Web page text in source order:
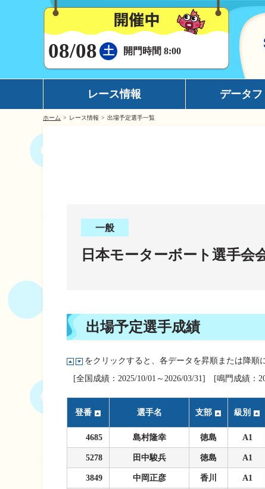
08/08 土 開門時間 8:00
レース情報
シリーズインデックス
出走表・前日予想PDF
データ
過去の優勝戦レ
徳島支部選手一覧
新人選手紹介
ホーム レース情報 出場予定選手一覧
一般
日本モーターボート選手会
出場予定選手成績
をクリックすると、各データを昇順または降順
[全国成績：2025/10/01～2026/03/31] [鳴門成績：
登番 選手名 支部 級別
4685
島村隆幸 徳島 A1
5278 田中駿兵 徳島 A1
3849 中岡正彦 香川 A1